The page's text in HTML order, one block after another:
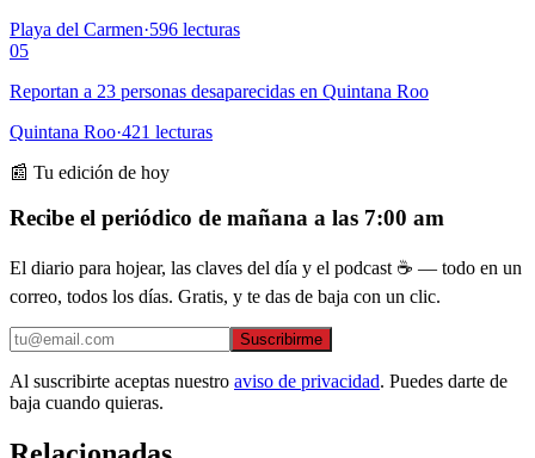
Playa del Carmen·596 lecturas
05
Reportan a 23 personas desaparecidas en Quintana Roo
Quintana Roo·421 lecturas
📰 Tu edición de hoy
Recibe el periódico de mañana a las 7:00 am
El diario para hojear, las claves del día y el podcast ☕ — todo en un
correo, todos los días. Gratis, y te das de baja con un clic.
Suscribirme
Al suscribirte aceptas nuestro aviso de privacidad. Puedes darte de
baja cuando quieras.